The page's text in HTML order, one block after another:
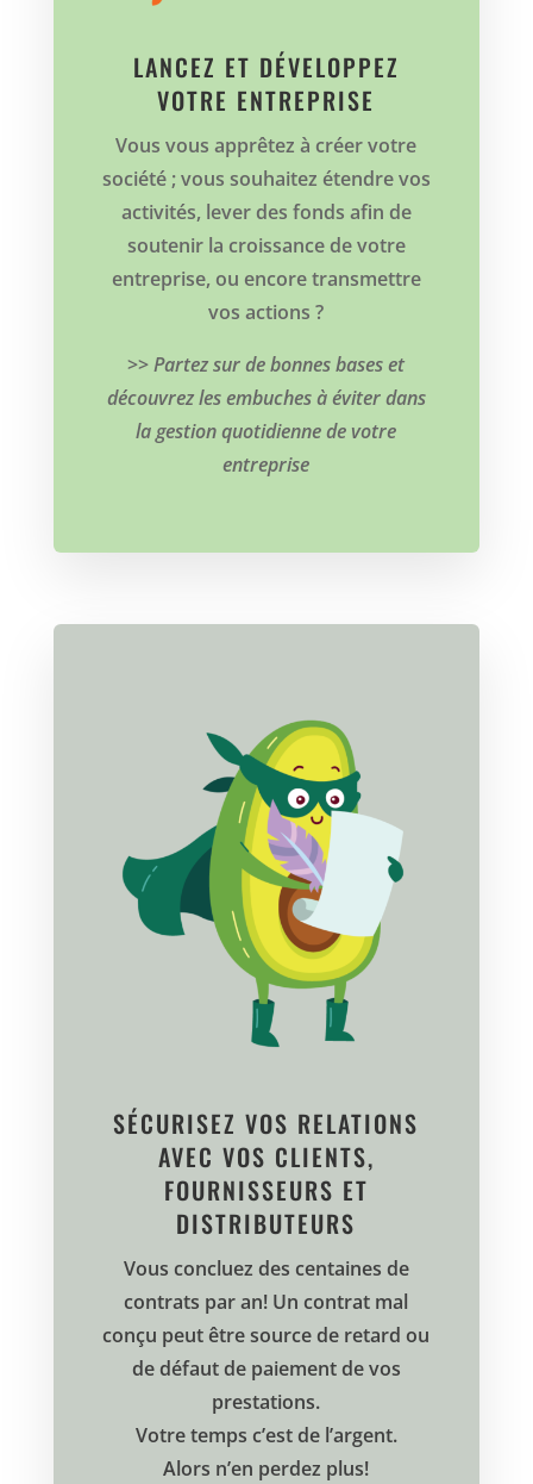
LANCEZ ET DÉVELOPPEZ
VOTRE ENTREPRISE
Vous vous apprêtez à créer votre
société ; vous souhaitez étendre vos
activités, lever des fonds afin de
soutenir la croissance de votre
entreprise, ou encore transmettre
vos actions ?
>>Partez sur de bonnes bases et
découvrez les embuches à éviter dans
la gestion quotidienne de votre
entreprise
SÉCURISEZ VOS RELATIONS
AVEC VOS CLIENTS,
FOURNISSEURS ET
DISTRIBUTEURS
Vous concluez des centaines de
contrats par an! Un contrat mal
conçu peut être source de retard ou
de défaut de paiement de vos
prestations.
Votre temps c’est de l’argent.
Alors n’en perdez plus!